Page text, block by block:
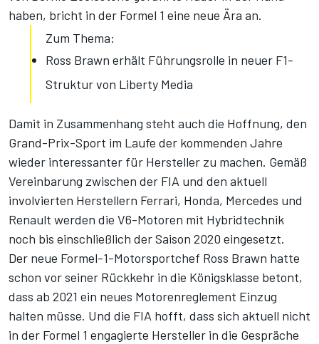
haben, bricht in der Formel 1 eine neue Ära an.
Zum Thema:
Ross Brawn erhält Führungsrolle in neuer F1-
Struktur von Liberty Media
Damit in Zusammenhang steht auch die Hoffnung, den
Grand-Prix-Sport im Laufe der kommenden Jahre
wieder interessanter für Hersteller zu machen. Gemäß
Vereinbarung zwischen der FIA und den aktuell
involvierten Herstellern Ferrari, Honda, Mercedes und
Renault werden die V6-Motoren mit Hybridtechnik
noch bis einschließlich der Saison 2020 eingesetzt.
Der neue Formel-1-Motorsportchef Ross Brawn hatte
schon vor seiner Rückkehr in die Königsklasse betont,
dass ab 2021 ein neues Motorenreglement Einzug
halten müsse. Und die FIA hofft, dass sich aktuell nicht
in der Formel 1 engagierte Hersteller in die Gespräche